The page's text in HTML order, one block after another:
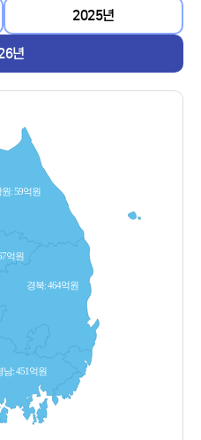
2025년
년
원: 59억원
남: 451억원
경북: 464억원
억원